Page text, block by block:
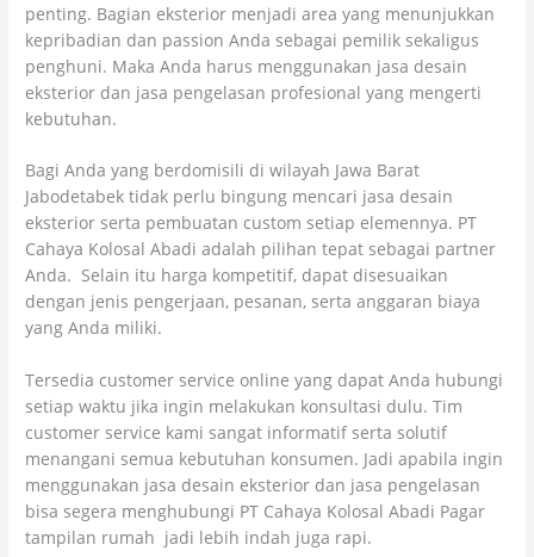
penting. Bagian eksterior menjadi area yang menunjukkan
kepribadian dan passion Anda sebagai pemilik sekaligus
penghuni. Maka Anda harus menggunakan jasa desain
eksterior dan jasa pengelasan profesional yang mengerti
kebutuhan.
Bagi Anda yang berdomisili di wilayah Jawa Barat
Jabodetabek tidak perlu bingung mencari jasa desain
eksterior serta pembuatan custom setiap elemennya. PT
Cahaya Kolosal Abadi adalah pilihan tepat sebagai partner
Anda. Selain itu harga kompetitif, dapat disesuaikan
dengan jenis pengerjaan, pesanan, serta anggaran biaya
yang Anda miliki.
Tersedia customer service online yang dapat Anda hubungi
setiap waktu jika ingin melakukan konsultasi dulu. Tim
customer service kami sangat informatif serta solutif
menangani semua kebutuhan konsumen. Jadi apabila ingin
menggunakan jasa desain eksterior dan jasa pengelasan
bisa segera menghubungi PT Cahaya Kolosal Abadi Pagar
tampilan rumah jadi lebih indah juga rapi.